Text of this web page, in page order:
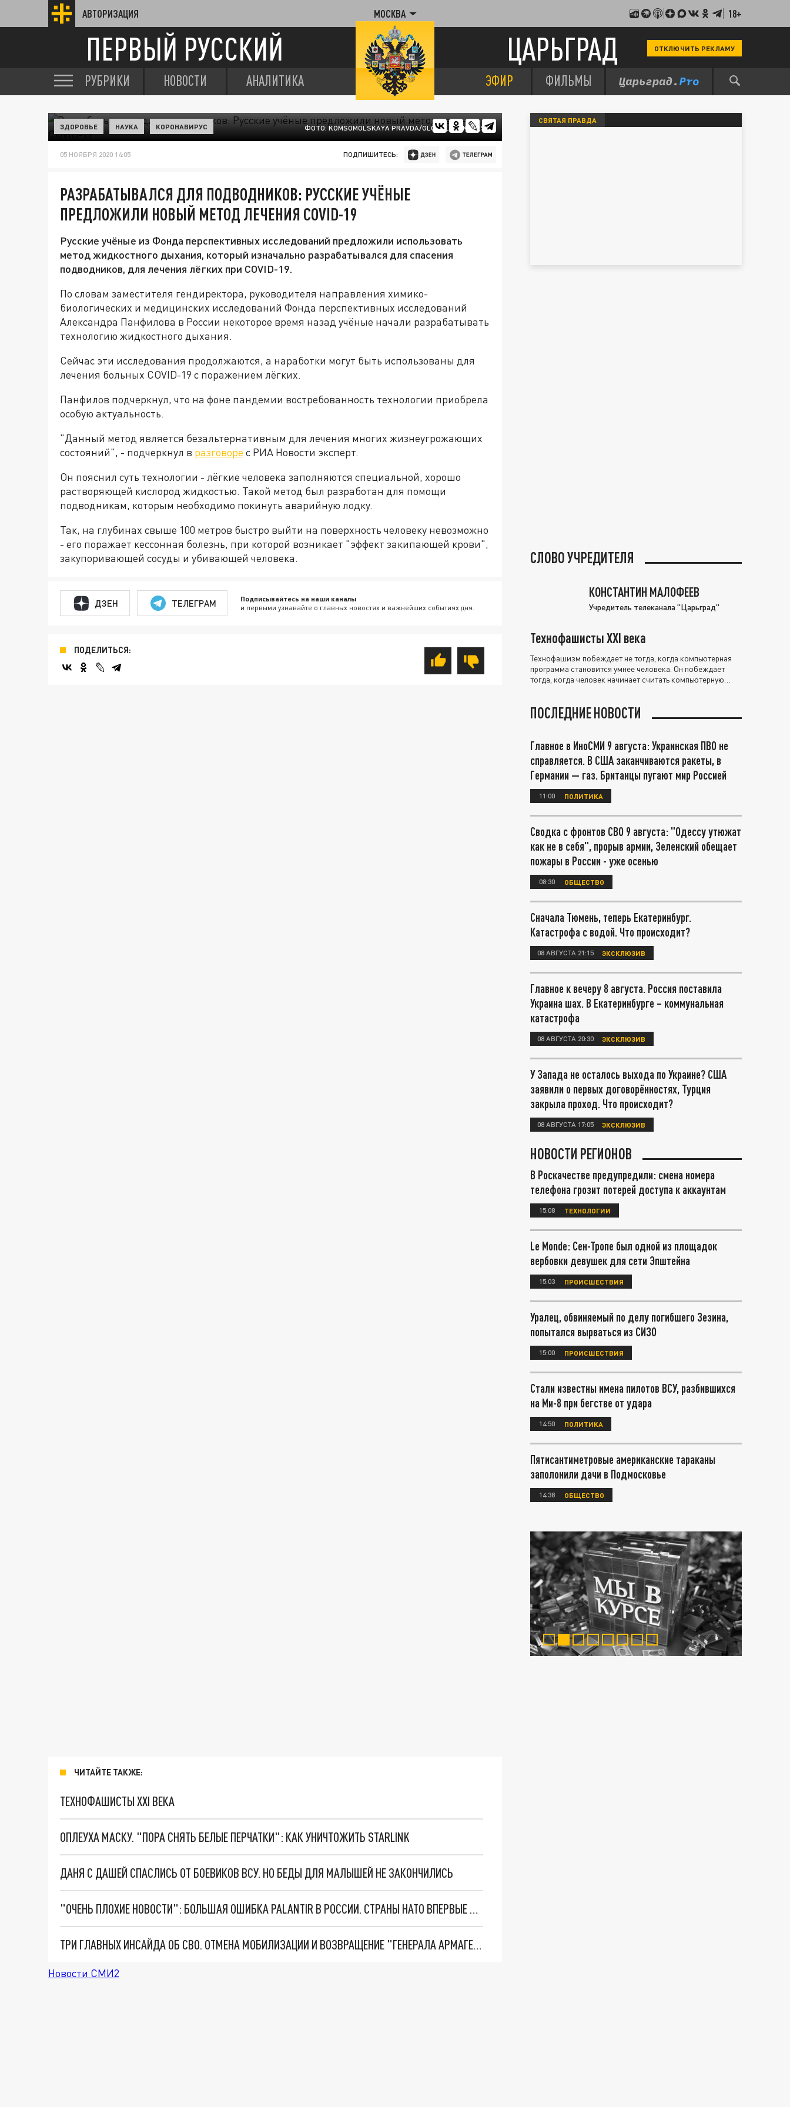
АВТОРИЗАЦИЯ МОСКВА 18+
ПЕРВЫЙ РУССКИЙ ЦАРЬГРАД ОТКЛЮЧИТЬ РЕКЛАМУ
РУБРИКИ НОВОСТИ АНАЛИТИКА ЭФИР ФИЛЬМЫ
ФОТО: KOMSOMOLSKAYA PRAVDA/GLOBALLOOKPRESS
ЗДОРОВЬЕ НАУКА КОРОНАВИРУС
05 НОЯБРЯ 2020 14:05 ПОДПИШИТЕСЬ:
РАЗРАБАТЫВАЛСЯ ДЛЯ ПОДВОДНИКОВ: РУССКИЕ УЧЁНЫЕ
ПРЕДЛОЖИЛИ НОВЫЙ МЕТОД ЛЕЧЕНИЯ COVID-19
Русские учёные из Фонда перспективных исследований предложили использовать
метод жидкостного дыхания, который изначально разрабатывался для спасения
подводников, для лечения лёгких при COVID-19.
По словам заместителя гендиректора, руководителя направления химико-
биологических и медицинских исследований Фонда перспективных исследований
Александра Панфилова в России некоторое время назад учёные начали разрабатывать
технологию жидкостного дыхания.
Сейчас эти исследования продолжаются, а наработки могут быть использованы для
лечения больных COVID-19 c поражением лёгких.
Панфилов подчеркнул, что на фоне пандемии востребованность технологии приобрела
особую актуальность.
"Данный метод является безальтернативным для лечения многих жизнеугрожающих
состояний", - подчеркнул в разговоре с РИА Новости эксперт.
Он пояснил суть технологии - лёгкие человека заполняются специальной, хорошо
растворяющей кислород жидкостью. Такой метод был разработан для помощи
подводникам, которым необходимо покинуть аварийную лодку.
Так, на глубинах свыше 100 метров быстро выйти на поверхность человеку невозможно
- его поражает кессонная болезнь, при которой возникает "эффект закипающей крови",
закупоривающей сосуды и убивающей человека.
ДЗЕН ТЕЛЕГРАМ Подписывайтесь на наши каналы
и первыми узнавайте о главных новостях и важнейших событиях дня.
ПОДЕЛИТЬСЯ:
ЧИТАЙТЕ ТАКЖЕ:
ТЕХНОФАШИСТЫ XXI ВЕКА
ОПЛЕУХА МАСКУ. "ПОРА СНЯТЬ БЕЛЫЕ ПЕРЧАТКИ": КАК УНИЧТОЖИТЬ STARLINK
ДАНЯ С ДАШЕЙ СПАСЛИСЬ ОТ БОЕВИКОВ ВСУ. НО БЕДЫ ДЛЯ МАЛЫШЕЙ НЕ ЗАКОНЧИЛИСЬ
"ОЧЕНЬ ПЛОХИЕ НОВОСТИ": БОЛЬШАЯ ОШИБКА PALANTIR В РОССИИ. СТРАНЫ НАТО ВПЕРВЫЕ ЗА СВО ОСТАНОВИЛИ ПОСТАВКИ ОРУЖИЯ. ВСУ ТЕРЯЮТ ПРИГРАНИЧЬЕ?
ТРИ ГЛАВНЫХ ИНСАЙДА ОБ СВО. ОТМЕНА МОБИЛИЗАЦИИ И ВОЗВРАЩЕНИЕ "ГЕНЕРАЛА АРМАГЕДДОНА"? ОТЛИЧНЫЕ НОВОСТИ, КОТОРЫЕ ЖДАЛИ ВСЕ
Новости СМИ2
СВЯТАЯ ПРАВДА
СЛОВО УЧРЕДИТЕЛЯ
КОНСТАНТИН МАЛОФЕЕВ
Учредитель телеканала "Царьград"
Технофашисты XXI века
Технофашизм побеждает не тогда, когда компьютерная
программа становится умнее человека. Он побеждает
тогда, когда человек начинает считать компьютерную
ПОСЛЕДНИЕ НОВОСТИ
Главное в ИноСМИ 9 августа: Украинская ПВО не
справляется. В США заканчиваются ракеты, в
Германии — газ. Британцы пугают мир Россией
11:00 ПОЛИТИКА
Сводка с фронтов СВО 9 августа: "Одессу утюжат
как не в себя", прорыв армии, Зеленский обещает
пожары в России - уже осенью
08:30 ОБЩЕСТВО
Сначала Тюмень, теперь Екатеринбург.
Катастрофа с водой. Что происходит?
08 АВГУСТА 21:15 ЭКСКЛЮЗИВ
Главное к вечеру 8 августа. Россия поставила
Украина шах. В Екатеринбурге – коммунальная
катастрофа
08 АВГУСТА 20:30 ЭКСКЛЮЗИВ
У Запада не осталось выхода по Украине? США
заявили о первых договорённостях, Турция
закрыла проход. Что происходит?
08 АВГУСТА 17:05 ЭКСКЛЮЗИВ
НОВОСТИ РЕГИОНОВ
В Роскачестве предупредили: смена номера
телефона грозит потерей доступа к аккаунтам
15:08 ТЕХНОЛОГИИ
Le Monde: Сен-Тропе был одной из площадок
вербовки девушек для сети Эпштейна
15:03 ПРОИСШЕСТВИЯ
Уралец, обвиняемый по делу погибшего Зезина,
попытался вырваться из СИЗО
15:00 ПРОИСШЕСТВИЯ
Стали известны имена пилотов ВСУ, разбившихся
на Ми-8 при бегстве от удара
14:50 ПОЛИТИКА
Пятисантиметровые американские тараканы
заполонили дачи в Подмосковье
14:38 ОБЩЕСТВО